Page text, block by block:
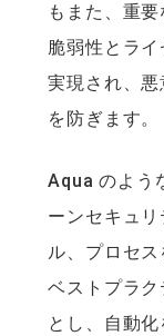
もまた、重
脆弱性とラ
実現され、
を防ぎます。
Aqua のよう
ーンセキュ
ル、プロセ
ベストプラ
とし、自動